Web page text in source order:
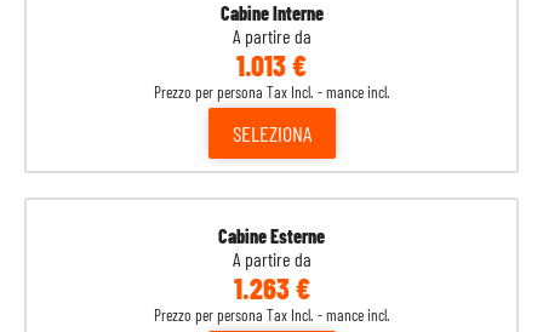
Cabine Interne
A partire da
1.013 €
Prezzo per persona Tax Incl. - mance incl.
SELEZIONA
Cabine Esterne
A partire da
1.263 €
Prezzo per persona Tax Incl. - mance incl.
Kiel